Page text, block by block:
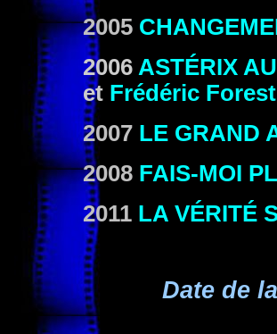
2005
2006 ASTÉRIX
et Frédéric
2007 LE GRAND
2008 FAIS-MOI
2011 LA VÉRITÉ
Date de